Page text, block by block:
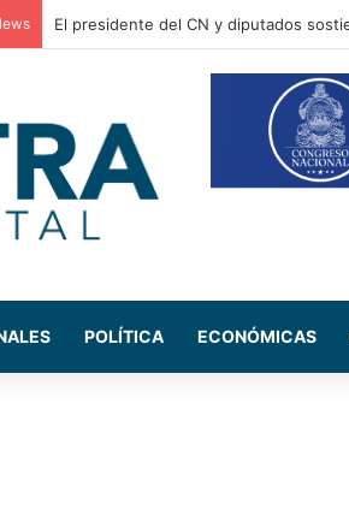
POLÍTICA ECONÓMICAS